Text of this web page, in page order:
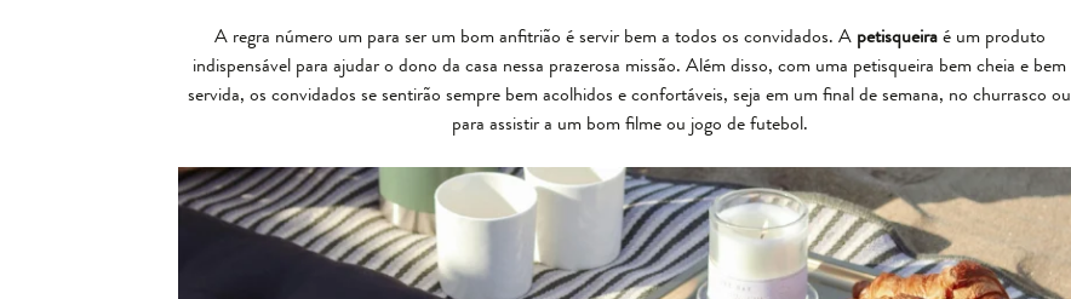
A regra número um para ser um bom anfitrião é servir bem a todos os convidados. A petisqueiraé um produto
indispensável para ajudar o dono da casa nessa prazerosa missão. Além disso, com uma petisqueira bem cheia e bem
servida, os convidados se sentirão sempre bem acolhidos e confortáveis, seja em um final de semana, no churrasco ou
para assistir a um bom filme ou jogo de futebol.